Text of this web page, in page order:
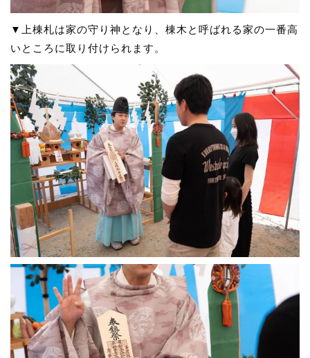
▼上棟札は家の守り神となり、棟木と呼ばれる家の一番高
いところに取り付けられます。